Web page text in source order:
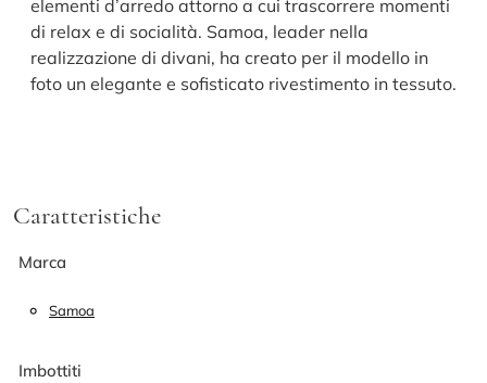
elementi d’arredo attorno a cui trascorrere momenti
di relax e di socialità. Samoa, leader nella
realizzazione di divani, ha creato per il modello in
foto un elegante e sofisticato rivestimento in tessuto.
Caratteristiche
Marca
Samoa
Imbottiti